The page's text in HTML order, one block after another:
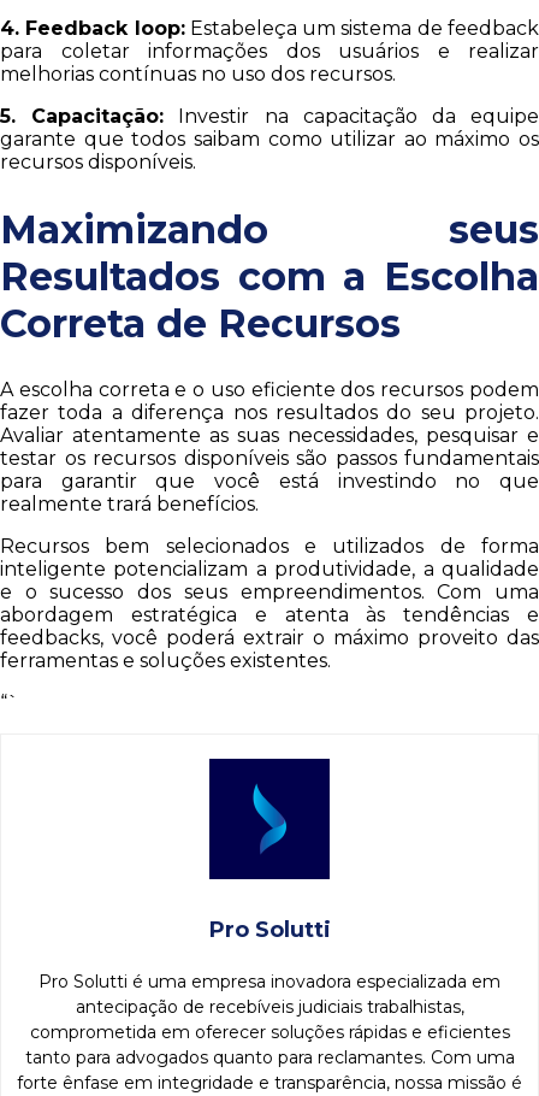
4. Feedback loop:Estabeleça um sistema de feedback
para coletar informações dos usuários e realizar
melhorias contínuas no uso dos recursos.
5. Capacitação: Investir na capacitação da equipe
garante que todos saibam como utilizar ao máximo os
recursos disponíveis.
Maximizando seus
Resultados com a Escolha
Correta de Recursos
A escolha correta e o uso eficiente dos recursos podem
fazer toda a diferença nos resultados do seu projeto.
Avaliar atentamente as suas necessidades, pesquisar e
testar os recursos disponíveis são passos fundamentais
para garantir que você está investindo no que
realmente trará benefícios.
Recursos bem selecionados e utilizados de forma
inteligente potencializam a produtividade, a qualidade
e o sucesso dos seus empreendimentos. Com uma
abordagem estratégica e atenta às tendências e
feedbacks, você poderá extrair o máximo proveito das
ferramentas e soluções existentes.
“`
Pro Solutti
Pro Solutti é uma empresa inovadora especializada em
antecipação de recebíveis judiciais trabalhistas,
comprometida em oferecer soluções rápidas e eficientes
tanto para advogados quanto para reclamantes. Com uma
forte ênfase em integridade e transparência, nossa missão é